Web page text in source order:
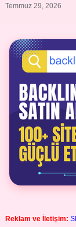
Temmuz 29, 2026
Reklam ve İletişim: